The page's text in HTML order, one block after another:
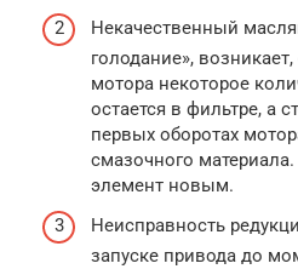
Некачественный
голодание»,
мотора некоторое
остается в фильтре, а
первых оборотах
смазочного
элемент новым.
Неисправность
запуске привода до